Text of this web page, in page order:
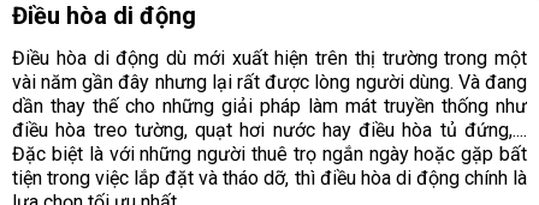
Điều hòa di động
Điều hòa di động dù mới xuất hiện trên thị trường trong một
vài năm gần đây nhưng lại rất được lòng người dùng. Và đang
dần thay thế cho những giải pháp làm mát truyền thống như
điều hòa treo tường, quạt hơi nước hay điều hòa tủ đứng,....
Đặc biệt là với những người thuê trọ ngắn ngày hoặc gặp bất
tiện trong việc lắp đặt và tháo dỡ, thì điều hòa di động chính là